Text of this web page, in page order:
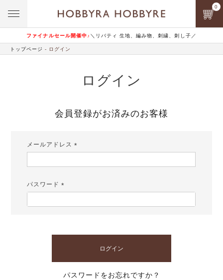
ファイナルセール開催中♪ ＼リバティ 生地、編み物、刺繍、刺し子／
0
トップページ ログイン
ログイン
会員登録がお済みのお客様
メールアドレス
パスワード
ログイン
パスワードをお忘れですか？